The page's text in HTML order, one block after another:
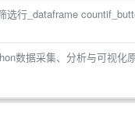
选行_dataframe
数据采集、分析与可视化